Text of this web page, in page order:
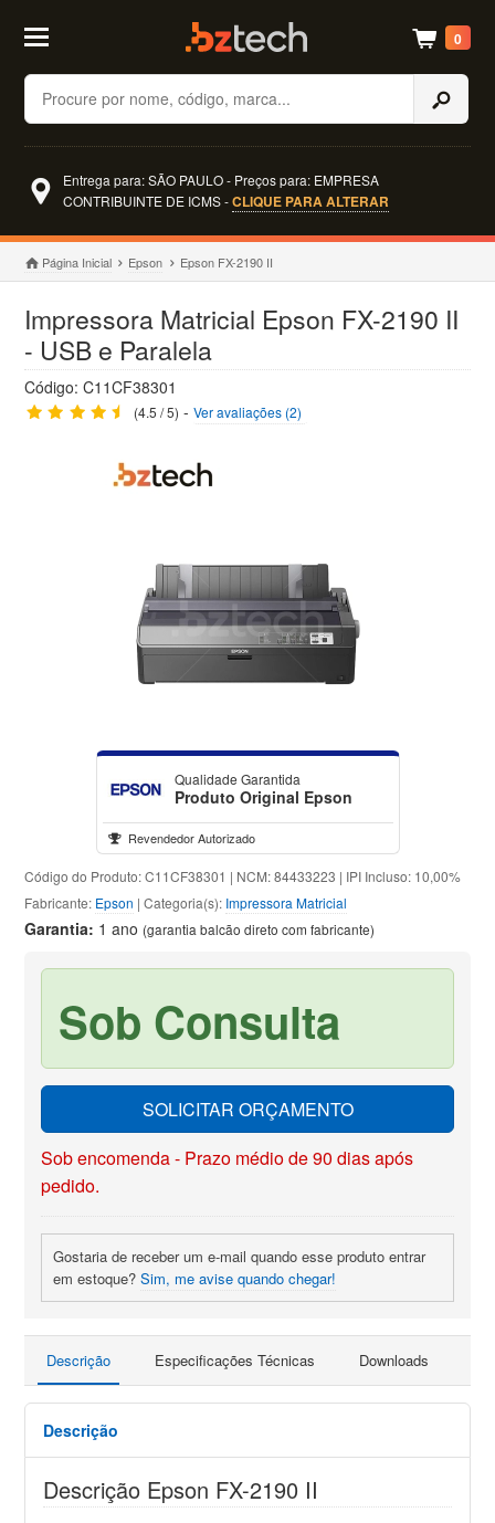
Buscar
0
Entrega para: SÃO PAULO - Preços para: EMPRESA
CONTRIBUINTE DE ICMS -CLIQUE PARA ALTERAR
Página Inicial Epson Epson FX-2190 II
Impressora Matricial Epson FX-2190 II
- USB e Paralela
Código: C11CF38301
(4.5 / 5) - Ver avaliações (2)
Qualidade Garantida
Produto Original Epson
Revendedor Autorizado
Código do Produto: C11CF38301 | NCM: 84433223 | IPI Incluso: 10,00%
Fabricante: Epson | Categoria(s): Impressora Matricial
Garantia: 1 ano (garantia balcão direto com fabricante)
Sob Consulta
SOLICITAR ORÇAMENTO
Sob encomenda - Prazo médio de 90 dias após
pedido.
Gostaria de receber um e-mail quando esse produto entrar
em estoque?Sim, me avise quando chegar!
Descrição Especificações Técnicas Downloads
Descrição
Descrição Epson FX-2190 II